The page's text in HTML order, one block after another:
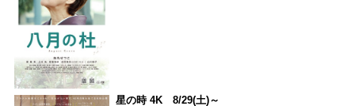
星の時 4K 8/29(土)～